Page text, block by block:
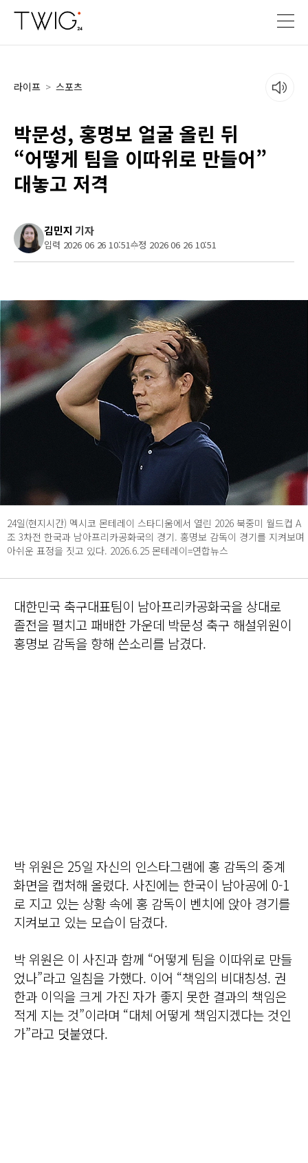
라이프 > 스포츠
박문성, 홍명보 얼굴 올린 뒤
“어떻게 팀을 이따위로 만들어”
대놓고 저격
김민지 기자
입력 2026 06 26 10:51수정 2026 06 26 10:51
24일(현지시간) 멕시코 몬테레이 스타디움에서 열린 2026 북중미 월드컵 A
조 3차전 한국과 남아프리카공화국의 경기. 홍명보 감독이 경기를 지켜보며
아쉬운 표정을 짓고 있다. 2026.6.25 몬테레이=연합뉴스
대한민국 축구대표팀이 남아프리카공화국을 상대로
졸전을 펼치고 패배한 가운데 박문성 축구 해설위원이
홍명보 감독을 향해 쓴소리를 남겼다.
박 위원은 25일 자신의 인스타그램에 홍 감독의 중계
화면을 캡처해 올렸다. 사진에는 한국이 남아공에 0-1
로 지고 있는 상황 속에 홍 감독이 벤치에 앉아 경기를
지켜보고 있는 모습이 담겼다.
박 위원은 이 사진과 함께 “어떻게 팀을 이따위로 만들
었나”라고 일침을 가했다. 이어 “책임의 비대칭성. 권
한과 이익을 크게 가진 자가 좋지 못한 결과의 책임은
적게 지는 것”이라며 “대체 어떻게 책임지겠다는 것인
가”라고 덧붙였다.